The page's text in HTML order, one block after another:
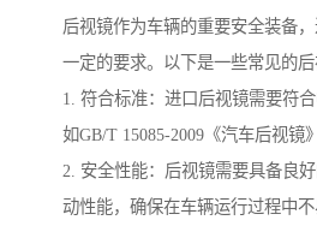
后视镜作为车辆的重要安全装备
一定的要求。以下是一些常见的后
1. 符合标准：进口后视镜需要符
如GB/T 15085-2009《汽车后视镜》
2. 安全性能：后视镜需要具备良
动性能，确保在车辆运行过程中不